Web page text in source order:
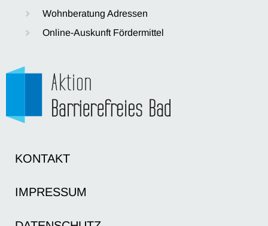
Wohnberatung Adressen
Online-Auskunft Fördermittel
KONTAKT
IMPRESSUM